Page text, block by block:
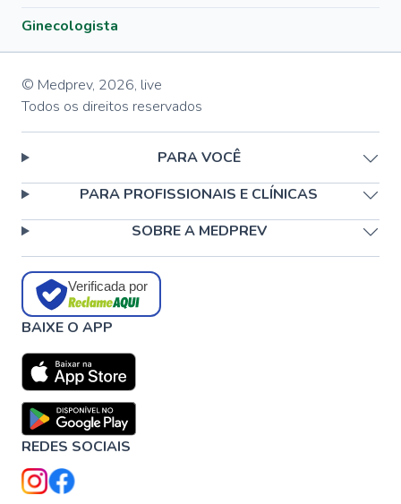
Ginecologista
© Medprev, 2026, live
Todos os direitos reservados
PARA VOCÊ
PARA PROFISSIONAIS E CLÍNICAS
SOBRE A MEDPREV
Verificada por
BAIXE O APP
REDES SOCIAIS